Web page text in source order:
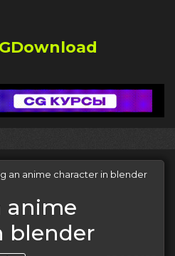
an anime character in blender
anime
blender